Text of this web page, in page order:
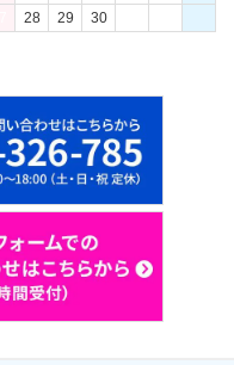
28 29 30